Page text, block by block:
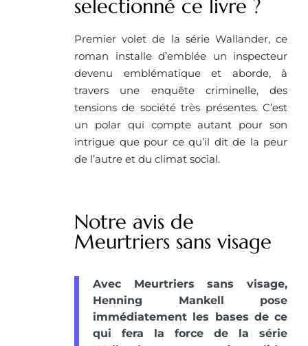
selectionné ce livre ? ​
Premier volet de la série Wallander, ce
roman installe d’emblée un inspecteur
devenu emblématique et aborde, à
travers une enquête criminelle, des
tensions de société très présentes. C’est
un polar qui compte autant pour son
intrigue que pour ce qu’il dit de la peur
de l’autre et du climat social.
Notre avis de
Meurtriers sans visage
Avec Meurtriers sans visage,
Henning Mankell pose
immédiatement les bases de ce
qui fera la force de la série